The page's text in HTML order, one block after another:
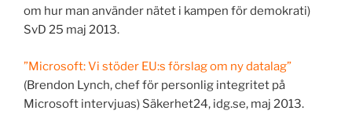
om hur man använder nätet i kampen för demokrati)
SvD 25 maj 2013.
”Microsoft: Vi stöder EU:s förslag om ny datalag”
(Brendon Lynch, chef för personlig integritet på
Microsoft intervjuas) Säkerhet24, idg.se, maj 2013.